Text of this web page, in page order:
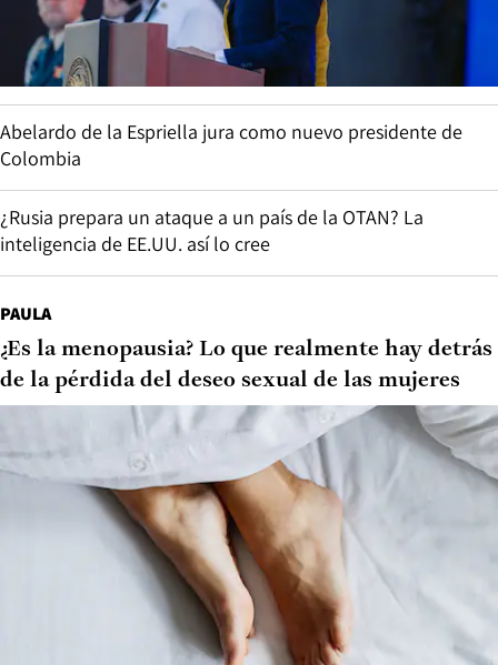
Abelardo de la Espriella jura como nuevo presidente de
Colombia
¿Rusia prepara un ataque a un país de la OTAN? La
inteligencia de EE.UU. así lo cree
PAULA
¿Es la menopausia? Lo que realmente hay detrás
de la pérdida del deseo sexual de las mujeres